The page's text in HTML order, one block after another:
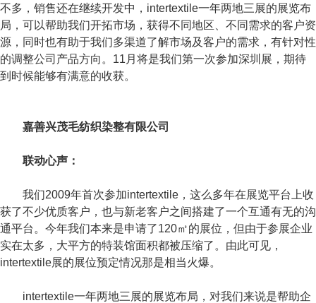
不多，销售还在继续开发中，intertextile一年两地三展的展览布
局，可以帮助我们开拓市场，获得不同地区、不同需求的客户资
源，同时也有助于我们多渠道了解市场及客户的需求，有针对性
的调整公司产品方向。11月将是我们第一次参加深圳展，期待
到时候能够有满意的收获。
嘉善兴茂毛纺织染整有限公司
联动心声：
我们2009年首次参加intertextile，这么多年在展览平台上收
获了不少优质客户，也与新老客户之间搭建了一个互通有无的沟
通平台。今年我们本来是申请了120㎡的展位，但由于参展企业
实在太多，大平方的特装馆面积都被压缩了。由此可见，
intertextile展的展位预定情况那是相当火爆。
intertextile一年两地三展的展览布局，对我们来说是帮助企